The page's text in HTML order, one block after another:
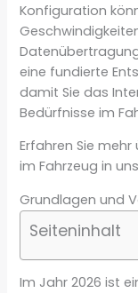
Konfiguration
eine fundierte
damit Sie das
Bedürfnisse im
Erfahren Sie
im Fahrzeug in
Grundlagen und
Seiteninhalt
Im Jahr 2026 ist